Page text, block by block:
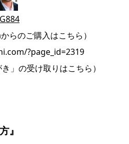
らのご購入はこちら）
?page_id=2319
」の受け取りはこちら）
』